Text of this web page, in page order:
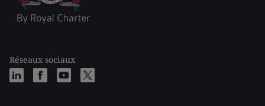
Réseaux sociaux